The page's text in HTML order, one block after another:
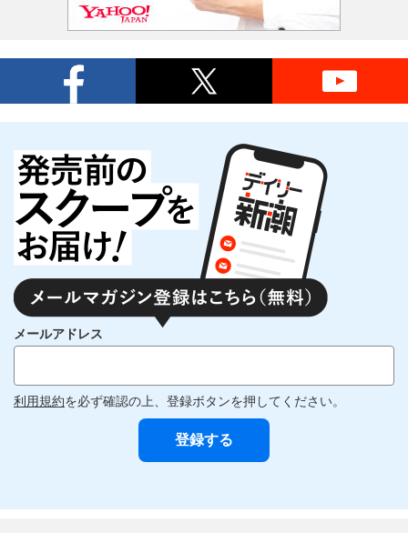
メールアドレス
利用規約を必ず確認の上、登録ボタンを押してください。